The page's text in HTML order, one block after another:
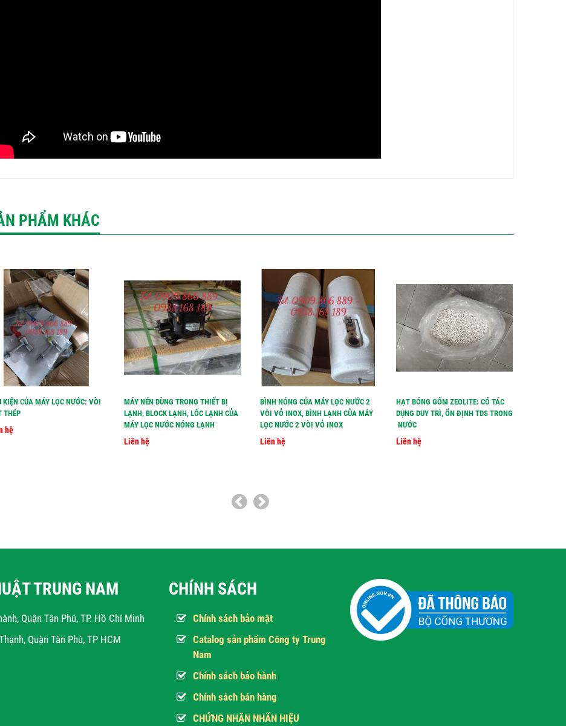
PHẨM KHÁC
KIỆN CỦA MÁY LỌC NƯỚC: VÒI
THÉP
hệ
MÁY NÉN DÙNG TRONG THIẾT BỊ
LẠNH, BLOCK LẠNH, LỐC LẠNH CỦA
MÁY LỌC NƯỚC NÓNG LẠNH
Liên hệ
BÌNH NÓNG CỦA MÁY LỌC NƯỚC 2
VÒI VỎ INOX, BÌNH LẠNH CỦA MÁY
LỌC NƯỚC 2 VÒI VỎ INOX
Liên hệ
HẠT BÓNG GỐM ZEOLITE: CÓ TÁC
DỤNG DUY TRÌ, ỔN ĐỊNH TDS TRONG
NƯỚC
Liên hệ
TRUNG NAM
Quận Tân Phú, TP. Hồ Chí Minh
Quận Tân Phú, TP HCM
CHÍNH SÁCH
Chính sách bảo mật
Catalog sản phẩm Công ty Trung
Nam
Chính sách bảo hành
Chính sách bán hàng
CHỨNG NHẬN NHÃN HIỆU